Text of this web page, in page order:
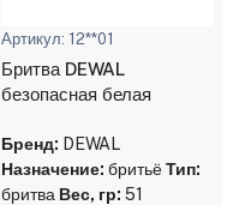
Артикул: 12**01
Бритва DEWAL
безопасная белая
Бренд: DEWAL
Назначение: бритьё Тип:
бритва Вес, гр: 51